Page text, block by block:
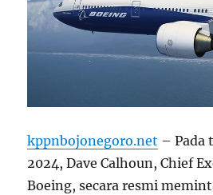
kppnbojonegoro.net – Pada
2024, Dave Calhoun, Chief
Boeing, secara resmi